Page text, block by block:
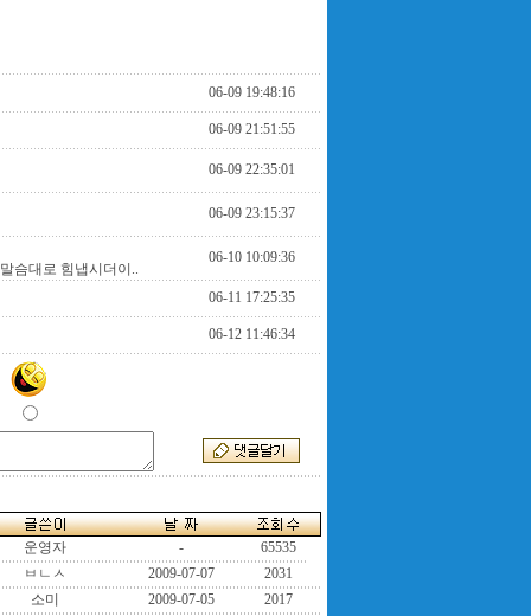
06-09 19:48:16
06-09 21:51:55
06-09 22:35:01
06-09 23:15:37
슴대로 힘냅시더이..
06-10 10:09:36
06-11 17:25:35
06-12 11:46:34
운영자 -
65535
ㅂㄴㅅ
2009-07-07
2031
소미
2009-07-05
2017